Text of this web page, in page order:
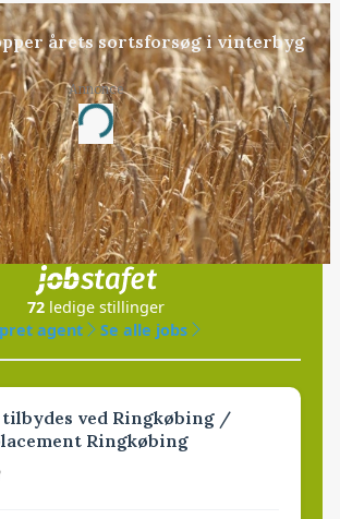
årets sortsforsøg i vinterbyg
Annonce
Loading...
Jobs
i samarbejde med
72 ledige stillinger
agent
Se alle jobs
tilbydes ved Ringkøbing /
Ringkøbing